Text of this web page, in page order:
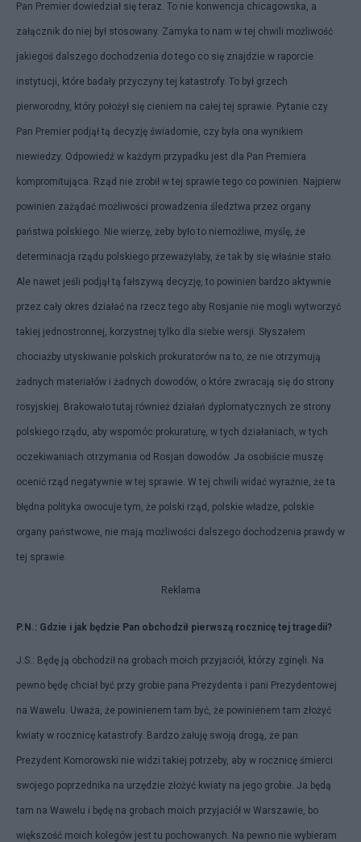
Pan Premier dowiedział się teraz. To nie konwencja chicagowska, a
załącznik do niej był stosowany. Zamyka to nam w tej chwili możliwość
jakiegoś dalszego dochodzenia do tego co się znajdzie w raporcie
instytucji, które badały przyczyny tej katastrofy. To był grzech
pierworodny, który położył się cieniem na całej tej sprawie. Pytanie czy
Pan Premier podjął tą decyzję świadomie, czy była ona wynikiem
niewiedzy. Odpowiedź w każdym przypadku jest dla Pan Premiera
kompromitująca. Rząd nie zrobił w tej sprawie tego co powinien. Najpierw
powinien zażądać możliwości prowadzenia śledztwa przez organy
państwa polskiego. Nie wierzę, żeby było to niemożliwe, myślę, że
determinacja rządu polskiego przeważyłaby, że tak by się właśnie stało.
Ale nawet jeśli podjął tą fałszywą decyzję, to powinien bardzo aktywnie
przez cały okres działać na rzecz tego aby Rosjanie nie mogli wytworzyć
takiej jednostronnej, korzystnej tylko dla siebie wersji. Słyszałem
chociażby utyskiwanie polskich prokuratorów na to, że nie otrzymują
żadnych materiałów i żadnych dowodów, o które zwracają się do strony
rosyjskiej. Brakowało tutaj również działań dyplomatycznych ze strony
polskiego rządu, aby wspomóc prokuraturę, w tych działaniach, w tych
oczekiwaniach otrzymania od Rosjan dowodów. Ja osobiście muszę
ocenić rząd negatywnie w tej sprawie. W tej chwili widać wyraźnie, że ta
błędna polityka owocuje tym, że polski rząd, polskie władze, polskie
organy państwowe, nie mają możliwości dalszego dochodzenia prawdy w
tej sprawie.
Reklama
P.N.: Gdzie i jak będzie Pan obchodził pierwszą rocznicę tej tragedii?
J.S.: Będę ją obchodził na grobach moich przyjaciół, którzy zginęli. Na
pewno będę chciał być przy grobie pana Prezydenta i pani Prezydentowej
na Wawelu. Uważa, że powinienem tam być, że powinienem tam złożyć
kwiaty w rocznicę katastrofy. Bardzo żałuję swoją drogą, że pan
Prezydent Komorowski nie widzi takiej potrzeby, aby w rocznicę śmierci
swojego poprzednika na urzędzie złożyć kwiaty na jego grobie. Ja będą
tam na Wawelu i będę na grobach moich przyjaciół w Warszawie, bo
większość moich kolegów jest tu pochowanych. Na pewno nie wybieram